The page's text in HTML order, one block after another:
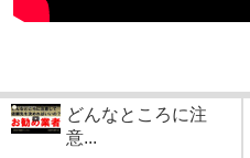
どんなところに注
意...